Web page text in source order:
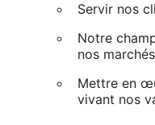
Servir nos
Notre
nos
Mettre en
vivant nos